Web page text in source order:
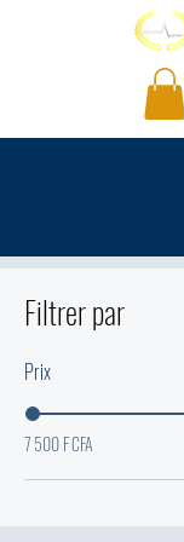
Filtrer par
Prix
7 500 F CFA